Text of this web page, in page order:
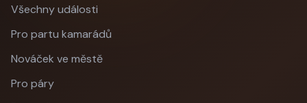
Všechny události
Pro partu kamarádů
Nováček ve městě
Pro páry